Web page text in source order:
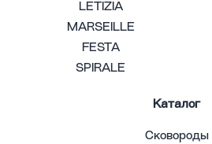
LETIZIA
MARSEILLE
FESTA
SPIRALE
Каталог
Сковороды